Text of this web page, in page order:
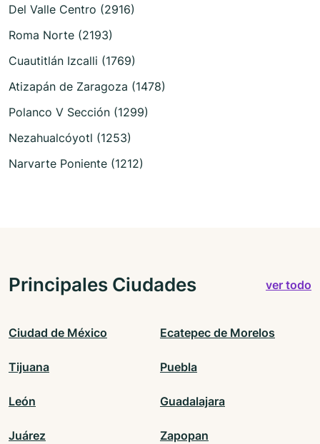
Del Valle Centro (2916)
Roma Norte (2193)
Cuautitlán Izcalli (1769)
Atizapán de Zaragoza (1478)
Polanco V Sección (1299)
Nezahualcóyotl (1253)
Narvarte Poniente (1212)
Principales Ciudades ver todo
Ciudad de México Ecatepec de Morelos
Tijuana Puebla
León Guadalajara
Juárez Zapopan